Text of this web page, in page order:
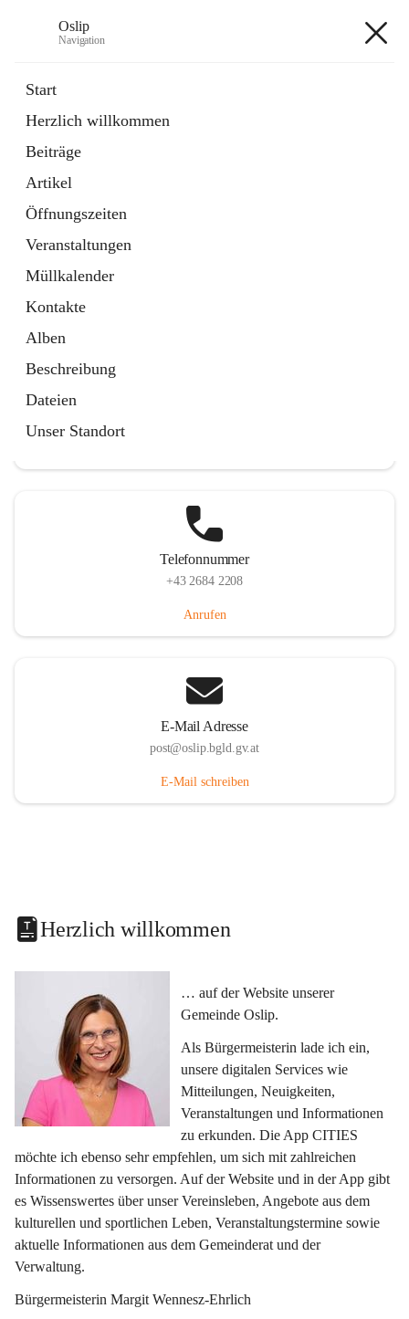
Oslip
Navigation
Start
Herzlich willkommen
Beiträge
Artikel
Öffnungszeiten
Veranstaltungen
Müllkalender
Kontakte
Alben
Beschreibung
Dateien
Unser Standort
Externe Webseite
in
Tab
Bundeskanzleramt Österreich
Externe Webseite
öffnet
in
neuem
Tab
Telefonnummer
+43 2684 2208
Anrufen
E-Mail Adresse
post@oslip.bgld.gv.at
E-Mail schreiben
Herzlich willkommen
… auf der Website unserer
Gemeinde Oslip.
Als Bürgermeisterin lade ich ein,
unsere digitalen Services wie
Mitteilungen, Neuigkeiten,
Veranstaltungen und Informationen
zu erkunden. Die App CITIES
möchte ich ebenso sehr empfehlen, um sich mit zahlreichen
Informationen zu versorgen. Auf der Website und in der App gibt
es Wissenswertes über unser Vereinsleben, Angebote aus dem
kulturellen und sportlichen Leben, Veranstaltungstermine sowie
aktuelle Informationen aus dem Gemeinderat und der
Verwaltung.
Bürgermeisterin Margit Wennesz-Ehrlich